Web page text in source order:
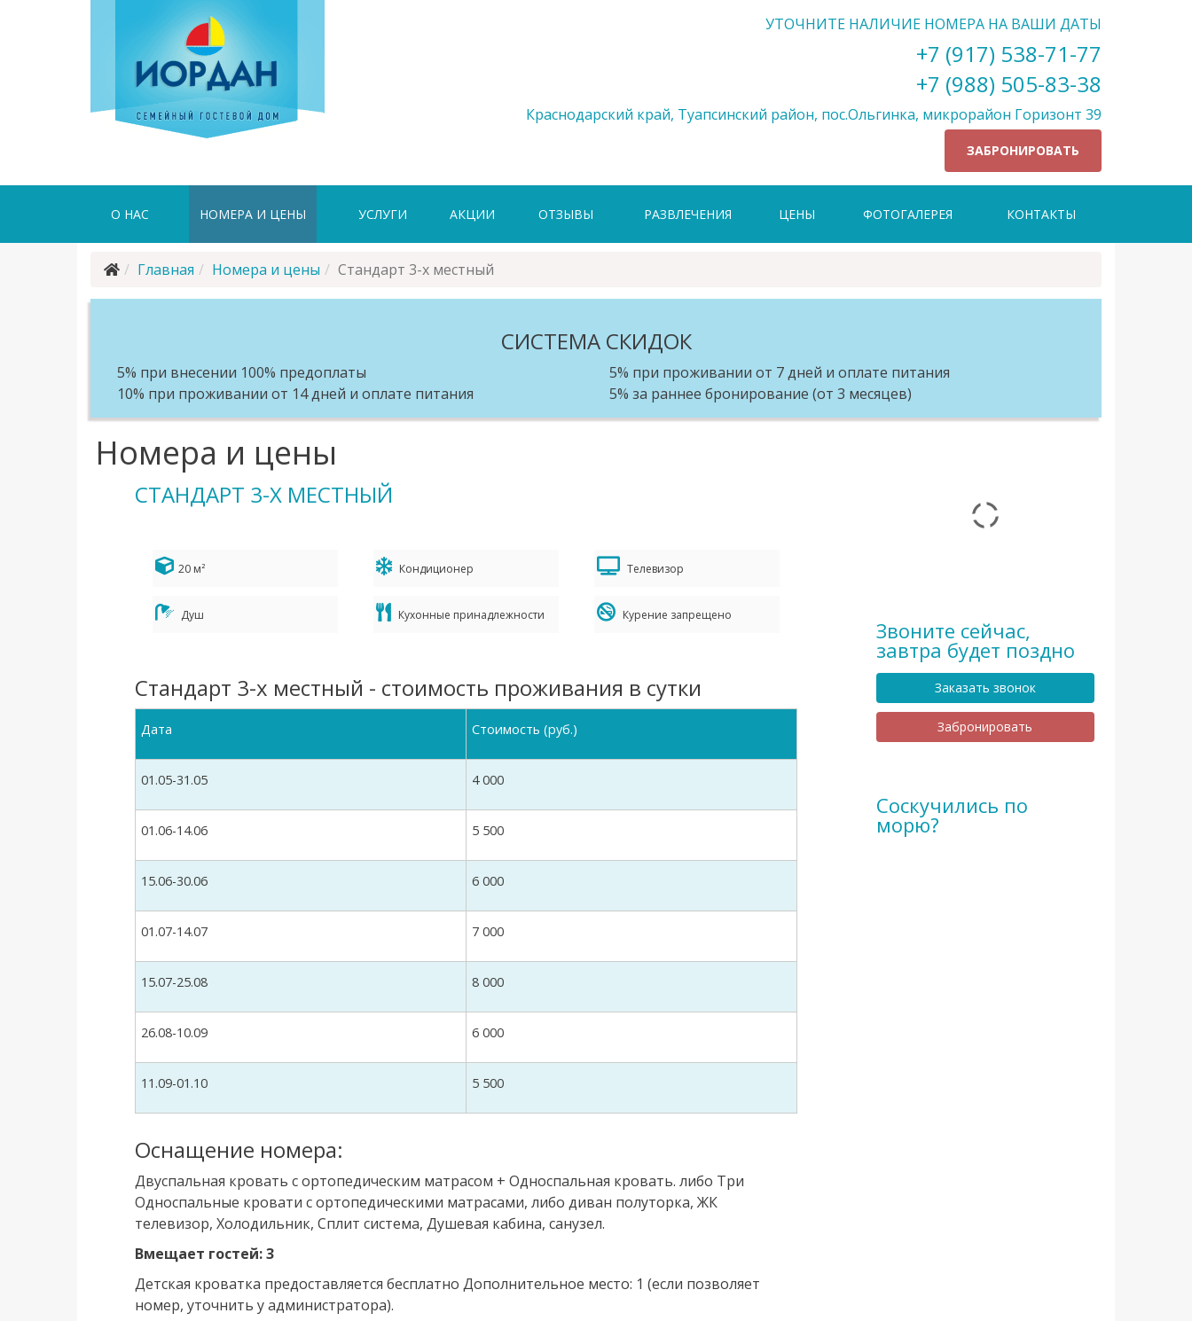
УТОЧНИТЕ НАЛИЧИЕ НОМЕРА НА ВАШИ ДАТЫ
+7 (917) 538-71-77
+7 (988) 505-83-38
Краснодарский край, Туапсинский район, пос.Ольгинка, микрорайон Горизонт 39
ЗАБРОНИРОВАТЬ
О НАС НОМЕРА И ЦЕНЫ УСЛУГИ АКЦИИ ОТЗЫВЫ РАЗВЛЕЧЕНИЯ ЦЕНЫ ФОТОГАЛЕРЕЯ КОНТАКТЫ
Главная Номера и цены Стандарт 3-х местный
СИСТЕМА СКИДОК
5% при внесении 100% предоплаты
5% при проживании от 7 дней и оплате питания
10% при проживании от 14 дней и оплате питания
5% за раннее бронирование (от 3 месяцев)
Номера и цены
СТАНДАРТ 3-Х МЕСТНЫЙ
20 м² Кондиционер Телевизор
Душ Кухонные принадлежности Курение запрещено
Стандарт 3-х местный - стоимость проживания в сутки
Дата Стоимость (руб.)
01.05-31.05 4 000
01.06-14.06 5 500
15.06-30.06 6 000
01.07-14.07 7 000
15.07-25.08 8 000
26.08-10.09 6 000
11.09-01.10 5 500
Оснащение номера:
Двуспальная кровать с ортопедическим матрасом + Односпальная кровать. либо Три
Односпальные кровати с ортопедическими матрасами, либо диван полуторка, ЖК
телевизор, Холодильник, Сплит система, Душевая кабина, санузел.
Вмещает гостей: 3
Детская кроватка предоставляется бесплатно Дополнительное место: 1 (если позволяет
номер, уточнить у администратора).
Звоните сейчас,
завтра будет поздно
Заказать звонок
Забронировать
Соскучились по
морю?